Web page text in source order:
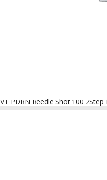
VT PDRN Reedle Shot 100